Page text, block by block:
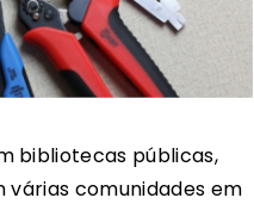
bibliotecas públicas,
comunidades em